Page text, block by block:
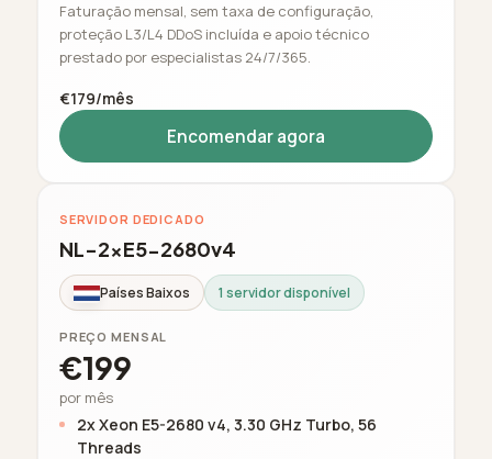
Faturação mensal, sem taxa de configuração,
proteção L3/L4 DDoS incluída e apoio técnico
prestado por especialistas 24/7/365.
€179/mês
Encomendar agora
SERVIDOR DEDICADO
NL-2xE5-2680v4
Países Baixos 1 servidor disponível
PREÇO MENSAL
€199
por mês
2x Xeon E5-2680 v4, 3.30 GHz Turbo, 56
Threads